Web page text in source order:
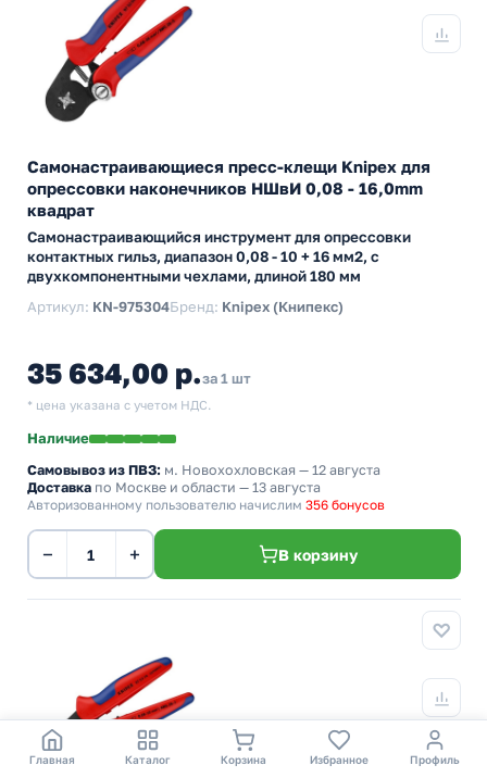
Самонастраивающиеся пресс-клещи Knipex для
опрессовки наконечников НШвИ 0,08 - 16,0mm
квадрат
Самонастраивающийся инструмент для опрессовки
контактных гильз, диапазон 0,08 - 10 + 16 мм2, с
двухкомпонентными чехлами, длиной 180 мм
Артикул: KN-975304Бренд: Knipex (Книпекс)
35 634,00 р.за 1 шт
* цена указана с учетом НДС.
Наличие
Самовывоз из ПВЗ: м. Новохохловская — 12 августа
Доставка по Москве и области — 13 августа
Авторизованному пользователю начислим 356 бонусов
− + В корзину
Главная Каталог Корзина Избранное Профиль